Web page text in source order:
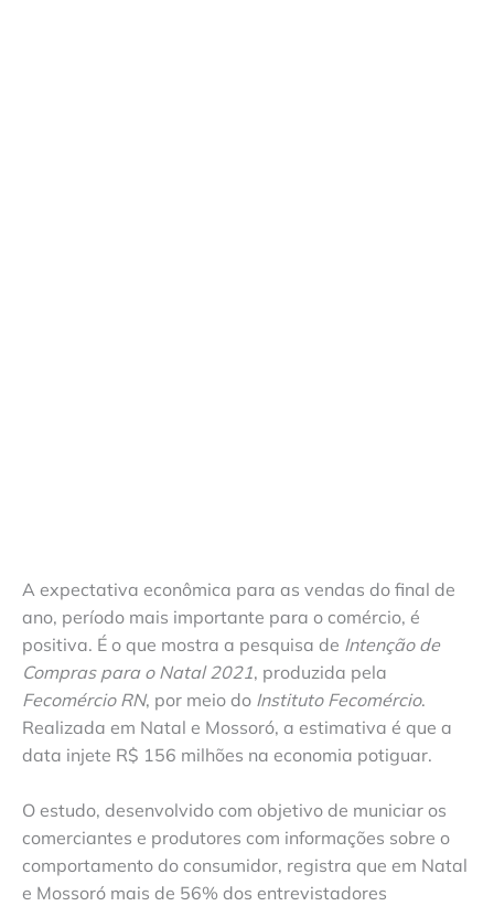
A expectativa econômica para as vendas do final de
ano, período mais importante para o comércio, é
positiva. É o que mostra a pesquisa de Intenção de
Compras para o Natal 2021, produzida pela
Fecomércio RN, por meio do Instituto Fecomércio.
Realizada em Natal e Mossoró, a estimativa é que a
data injete R$ 156 milhões na economia potiguar.
O estudo, desenvolvido com objetivo de municiar os
comerciantes e produtores com informações sobre o
comportamento do consumidor, registra que em Natal
e Mossoró mais de 56% dos entrevistadores